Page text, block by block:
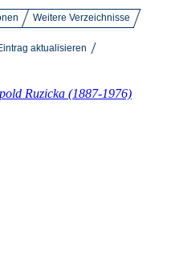
Weitere Verzeichnisse
aktualisieren